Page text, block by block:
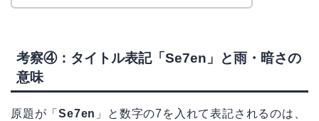
考察④：タイトル表記「Se7en」と雨・暗さの
意味
原題が「Se7en 」と数字の7を入れて表記されるのは、